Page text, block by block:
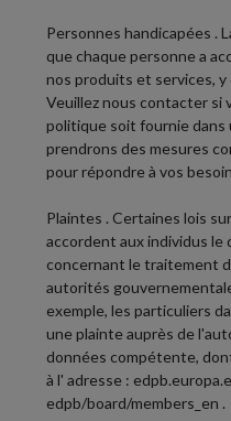
Personnes handicapées .
que chaque personne a
nos produits et services,
Veuillez nous contacter si
politique soit fournie
prendrons des mesures
pour répondre à vos
Plaintes . Certaines lois
accordent aux individus
concernant le traitement
autorités
exemple, les particuliers
une plainte auprès de
données compétente,
à l' adresse :
edpb/board/members_en .